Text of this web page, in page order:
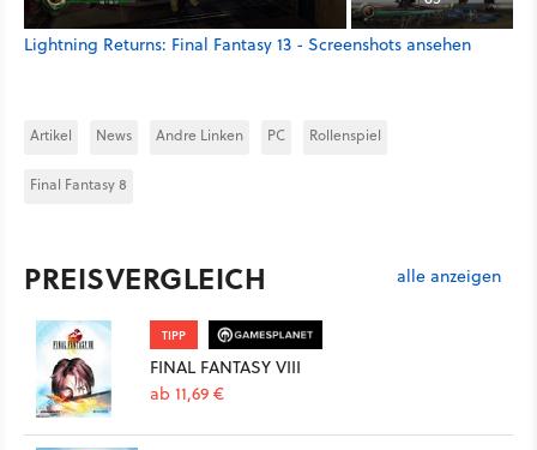
Lightning Returns: Final Fantasy 13 - Screenshots ansehen
Artikel News Andre Linken PC Rollenspiel
Final Fantasy 8
PREISVERGLEICH alle anzeigen
TIPP
FINAL FANTASY VIII
ab 11,69 €